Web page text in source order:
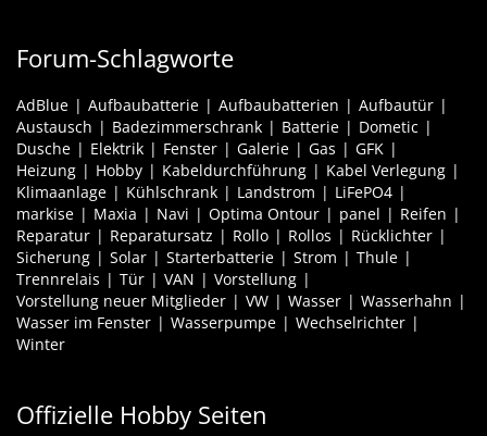
Forum-Schlagworte
AdBlue Aufbaubatterie Aufbaubatterien
Aufbautür
Austausch
Badezimmerschrank Batterie
Dometic
Dusche
Elektrik Fenster Galerie Gas
GFK
Heizung
Hobby Kabeldurchführung
Kabel Verlegung
Klimaanlage
Kühlschrank Landstrom
LiFePO4
markise
Maxia Navi Optima Ontour panel
Reifen
Reparatur
Reparatursatz Rollo Rollos
Rücklichter
Sicherung
Solar Starterbatterie Strom
Thule
Trennrelais
Tür VAN
Vorstellung
Vorstellung neuer Mitglieder
VW Wasser
Wasserhahn
Wasser im Fenster
Wasserpumpe
Wechselrichter
Winter
Offizielle Hobby Seiten